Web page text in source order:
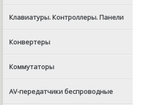
Клавиатуры. Контроллеры. Панели
Конвертеры
Коммутаторы
AV-передатчики беспроводные